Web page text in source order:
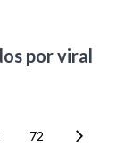
porviral
72